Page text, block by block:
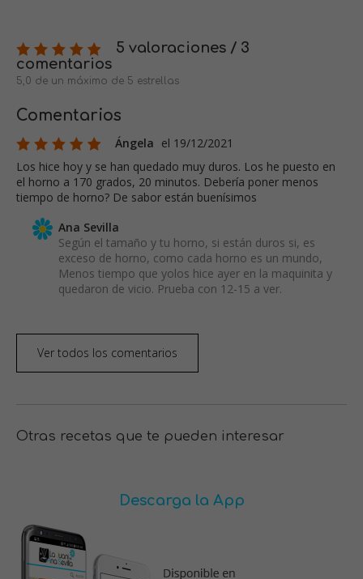
5 valoraciones / 3
comentarios
5,0 de un máximo de 5 estrellas
Comentarios
Ángela el 19/12/2021
Los hice hoy y se han quedado muy duros. Los he puesto en
el horno a 170 grados, 20 minutos. Debería poner menos
tiempo de horno? De sabor están buenísimos
Ana Sevilla
Según el tamaño y tu horno, si están duros si, es
exceso de horno, como cada horno es un mundo,
Menos tiempo que yolos hice ayer en la maquinita y
quedaron de vicio. Prueba con 12-15 a ver.
Ver todos los comentarios
Otras recetas que te pueden interesar
Descarga la App